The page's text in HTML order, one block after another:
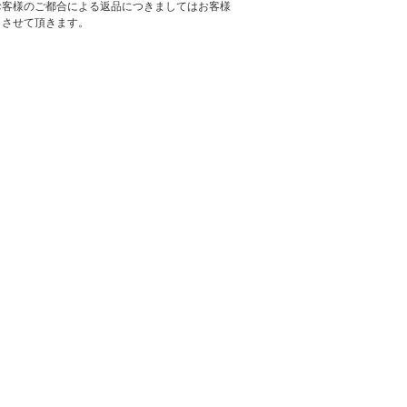
様のご都合による返品につきましてはお客様
せて頂きます。